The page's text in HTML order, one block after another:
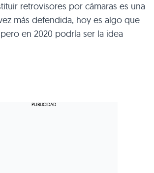
retrovisores por cámaras es una
más defendida, hoy es algo que
en 2020 podría ser la idea